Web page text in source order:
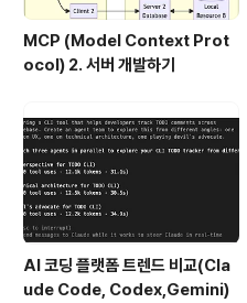
MCP (Model Context Prot
ocol) 2. 서버 개발하기
AI 코딩 플랫폼 트렌드 비교(Cla
ude Code, Codex,Gemini)